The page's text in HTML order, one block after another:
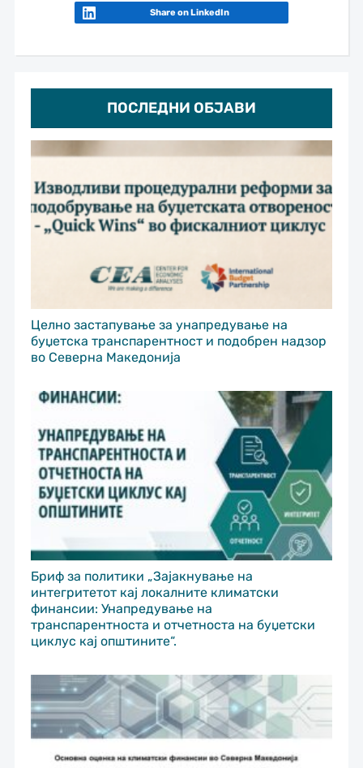
ПОСЛЕДНИ ОБЈАВИ
Целно застапување за унапредување на
буџетска транспарентност и подобрен надзор
во Северна Македонија
Бриф за политики „Зајакнување на
интегритетот кај локалните климатски
финансии: Унапредување на
транспарентноста и отчетноста на буџетски
циклус кај општините“.
Share on LinkedIn